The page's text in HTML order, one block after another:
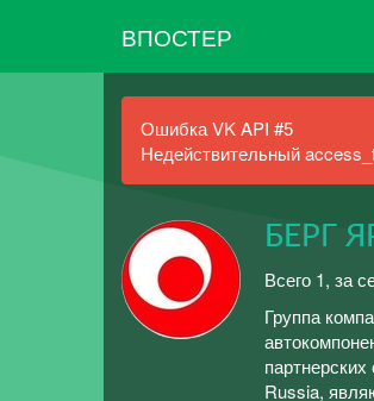
ВПОСТЕР
Ошибка VK API #5
Недействительный
БЕРГ
Всего 1, за
Группа
Russia,